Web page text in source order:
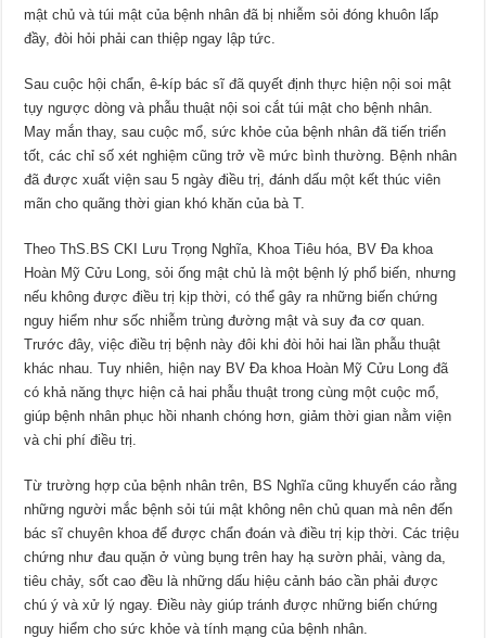
mật chủ và túi mật của bệnh nhân đã bị nhiễm sỏi đóng khuôn lấp
đầy, đòi hỏi phải can thiệp ngay lập tức.
Sau cuộc hội chẩn, ê-kíp bác sĩ đã quyết định thực hiện nội soi mật
tụy ngược dòng và phẫu thuật nội soi cắt túi mật cho bệnh nhân.
May mắn thay, sau cuộc mổ, sức khỏe của bệnh nhân đã tiến triển
tốt, các chỉ số xét nghiệm cũng trở về mức bình thường. Bệnh nhân
đã được xuất viện sau 5 ngày điều trị, đánh dấu một kết thúc viên
mãn cho quãng thời gian khó khăn của bà T.
Theo ThS.BS CKI Lưu Trọng Nghĩa, Khoa Tiêu hóa, BV Đa khoa
Hoàn Mỹ Cửu Long, sỏi ống mật chủ là một bệnh lý phổ biến, nhưng
nếu không được điều trị kịp thời, có thể gây ra những biến chứng
nguy hiểm như sốc nhiễm trùng đường mật và suy đa cơ quan.
Trước đây, việc điều trị bệnh này đôi khi đòi hỏi hai lần phẫu thuật
khác nhau. Tuy nhiên, hiện nay BV Đa khoa Hoàn Mỹ Cửu Long đã
có khả năng thực hiện cả hai phẫu thuật trong cùng một cuộc mổ,
giúp bệnh nhân phục hồi nhanh chóng hơn, giảm thời gian nằm viện
và chi phí điều trị.
Từ trường hợp của bệnh nhân trên, BS Nghĩa cũng khuyến cáo rằng
những người mắc bệnh sỏi túi mật không nên chủ quan mà nên đến
bác sĩ chuyên khoa để được chẩn đoán và điều trị kịp thời. Các triệu
chứng như đau quặn ở vùng bụng trên hay hạ sườn phải, vàng da,
tiêu chảy, sốt cao đều là những dấu hiệu cảnh báo cần phải được
chú ý và xử lý ngay. Điều này giúp tránh được những biến chứng
nguy hiểm cho sức khỏe và tính mạng của bệnh nhân.